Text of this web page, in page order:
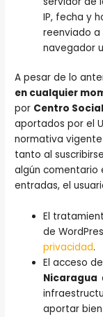
IP, fecha y
reenviado
navegador
A pesar de lo
en cualquier
por Centro
aportados por el
normativa
tanto al
algún comentario
entradas, el
El
de
privacidad.
El acceso de
Nicaragua
aportar